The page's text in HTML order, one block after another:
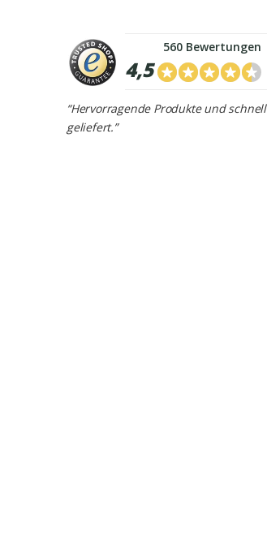
4,5
560 Bewertungen
“Hervorragende Produkte und schnell
geliefert.”